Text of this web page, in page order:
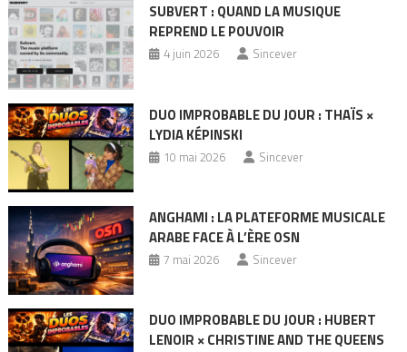
SUBVERT : QUAND LA MUSIQUE
REPREND LE POUVOIR
4 juin 2026 Sincever
DUO IMPROBABLE DU JOUR : THAÏS ×
LYDIA KÉPINSKI
10 mai 2026 Sincever
ANGHAMI : LA PLATEFORME MUSICALE
ARABE FACE À L’ÈRE OSN
7 mai 2026 Sincever
DUO IMPROBABLE DU JOUR : HUBERT
LENOIR × CHRISTINE AND THE QUEENS